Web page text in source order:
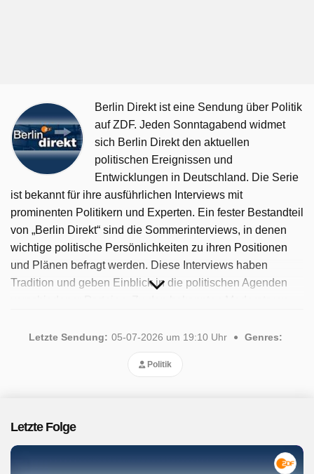
Berlin Direkt ist eine Sendung über Politik
auf ZDF. Jeden Sonntagabend widmet
sich Berlin Direkt den aktuellen
politischen Ereignissen und
Entwicklungen in Deutschland. Die Serie
ist bekannt für ihre ausführlichen Interviews mit
prominenten Politikern und Experten. Ein fester Bestandteil
von „Berlin Direkt“ sind die Sommerinterviews, in denen
wichtige politische Persönlichkeiten zu ihren Positionen
und Plänen befragt werden. Diese Interviews haben
Tradition und geben Einblick in die politischen Agenden
Maurer und Wulf Schmiese. Seit 2025 ist die Sendung
verfügbar. Insgesamt wurden 41 Folgen ausgestrahlt, die
Letzte Sendung: 05-07-2026 um 19:10 Uhr Genres:
Politik
Letzte Folge